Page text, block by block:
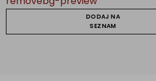
DODAJ NA
SEZNAM